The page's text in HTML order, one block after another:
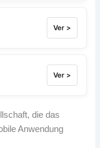
Ver >
Ver >
die das
Anwendung